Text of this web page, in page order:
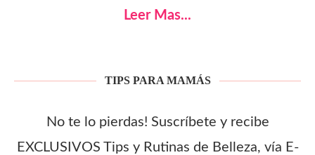
Leer Mas...
TIPS PARA MAMÁS
No te lo pierdas! Suscríbete y recibe
EXCLUSIVOS Tips y Rutinas de Belleza, vía E-